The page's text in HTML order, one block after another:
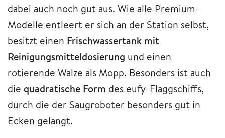
dabei auch noch gut aus. Wie alle Premium-
Modelle entleert er sich an der Station selbst,
besitzt einen Frischwassertank mit
Reinigungsmitteldosierung und einen
rotierende Walze als Mopp. Besonders ist auch
die quadratische Form des eufy-Flaggschiffs,
durch die der Saugroboter besonders gut in
Ecken gelangt.